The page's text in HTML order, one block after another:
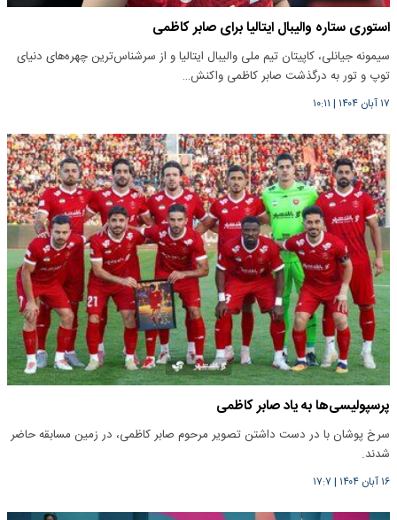
استوری ستاره والیبال ایتالیا برای صابر کاظمی
سیمونه جیانلی، کاپیتان تیم ملی والیبال ایتالیا و از سرشناس‌ترین چهره‌های دنیای
توپ و تور به درگذشت صابر کاظمی واکنش…
۱۷ آبان ۱۴۰۴ | ۱۰:۱۱
پرسپولیسی‌ها به یاد صابر کاظمی
سرخ پوشان با در دست داشتن تصویر مرحوم صابر کاظمی، در زمین مسابقه حاضر
شدند.
۱۶ آبان ۱۴۰۴ | ۱۷:۷